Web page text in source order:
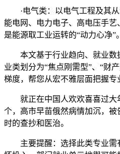
·电气类：以电气工程及其从
能电网、电力电子、高电压手艺
是能源取工业运转的“动力心净”。
本文基于行业趋向、就业数
业类划分为“焦点刚需型”、“财
梯度，帮您从宏不雅层面把握专
就正在中国人欢欢喜喜过大
个，高市早苗俄然病情加沉，
时的查抄和医治。
主要提醒：选择此类专业需